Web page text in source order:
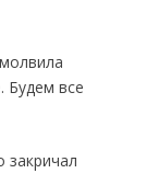
Будем все